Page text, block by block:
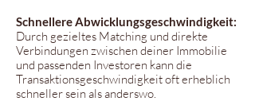
Schnellere Abwicklungsgeschwindigkeit:
Durch gezieltes Matching und direkte
Verbindungen zwischen deiner Immobilie
und passenden Investoren kann die
Transaktionsgeschwindigkeit oft erheblich
schneller sein als anderswo.